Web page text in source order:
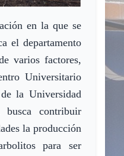
en la que se
el departamento
varios factores,
Universitario
la Universidad
busca contribuir
la producción
para ser